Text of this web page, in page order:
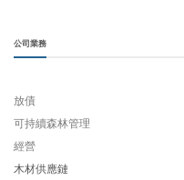
公司業務
放債
可持續森林管理
經營
木材供應鏈